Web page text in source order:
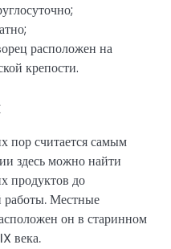
расположен на
крепости.
пор считается самым
здесь можно найти
продуктов до
работы. Местные
он в старинном
века.